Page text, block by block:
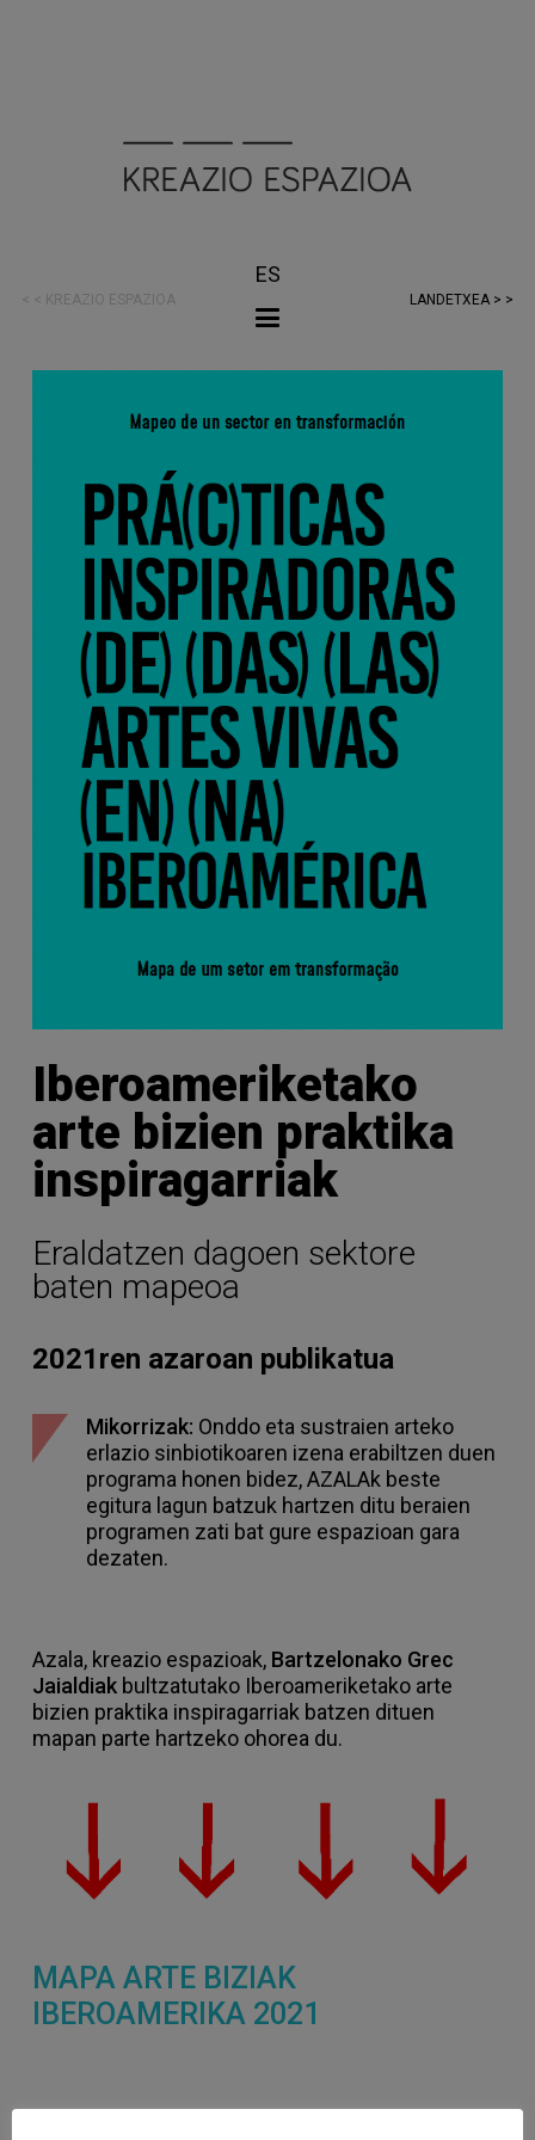
< < KREAZIO ESPAZIOA
ES
LANDETXEA > >
Iberoameriketako
arte bizien praktika
inspiragarriak
Eraldatzen dagoen sektore
baten mapeoa
2021ren azaroan publikatua
Mikorrizak: Onddo eta sustraien arteko
erlazio sinbiotikoaren izena erabiltzen duen
programa honen bidez, AZALAk beste
egitura lagun batzuk hartzen ditu beraien
programen zati bat gure espazioan gara
dezaten.
Azala, kreazio espazioak, Bartzelonako Grec
Jaialdiak bultzatutako Iberoameriketako arte
bizien praktika inspiragarriak batzen dituen
mapan parte hartzeko ohorea du.
MAPA ARTE BIZIAK
IBEROAMERIKA 2021